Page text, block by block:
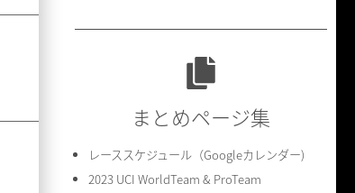
まとめページ集
レーススケジュール（Googleカレンダー)
2023 UCI WorldTeam & ProTeam